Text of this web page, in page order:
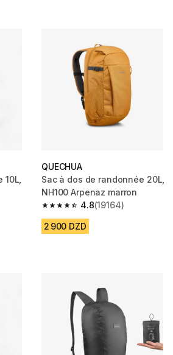
reviews
QUECHUA
Sac à dos de randonnée 20L,
NH100 Arpenaz marron
4.8
4.8 out of 5 stars from 19164
(19164)
2 900 DZD